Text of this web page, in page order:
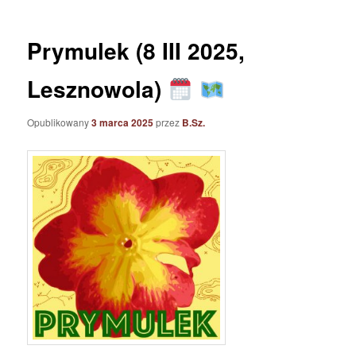
Prymulek (8 III 2025,
Lesznowola)
Opublikowany3 marca 2025przez B.Sz.